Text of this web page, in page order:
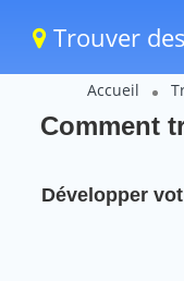
Trouver
Accueil
Comment
Développer